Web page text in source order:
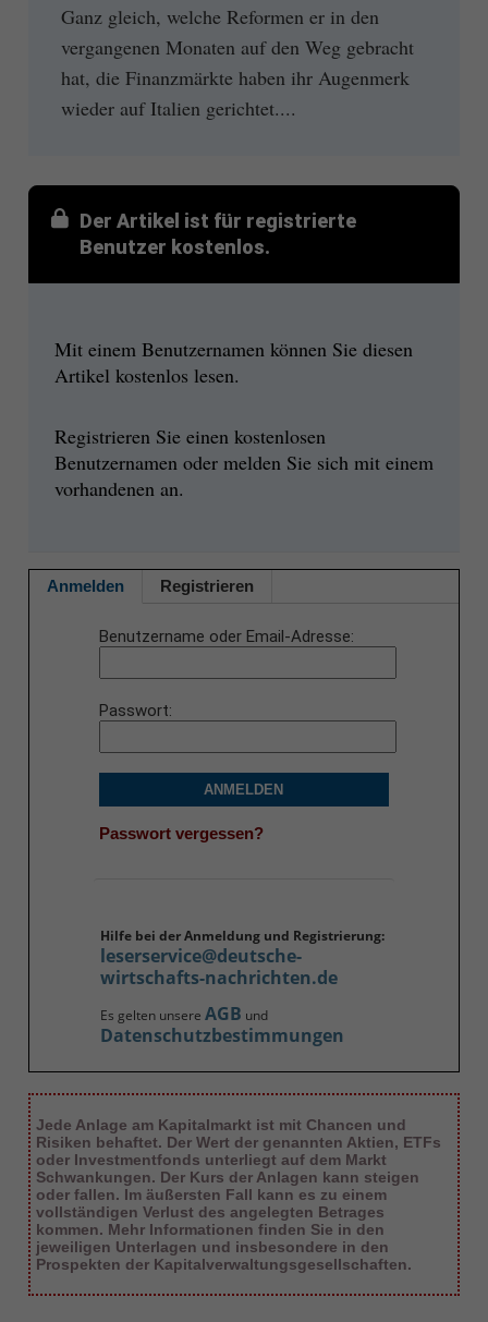
Ganz gleich, welche Reformen er in den
vergangenen Monaten auf den Weg gebracht
hat, die Finanzmärkte haben ihr Augenmerk
wieder auf Italien gerichtet....
Der Artikel ist für registrierte
Benutzer kostenlos.
Mit einem Benutzernamen können Sie diesen
Artikel kostenlos lesen.
Registrieren Sie einen kostenlosen
Benutzernamen oder melden Sie sich mit einem
vorhandenen an.
Anmelden Registrieren
Benutzername oder Email-Adresse
Passwort
ANMELDEN
Passwort vergessen?
Hilfe bei der Anmeldung und Registrierung:
leserservice@deutsche-
wirtschafts-nachrichten.de
Es gelten unsere AGB und
Datenschutzbestimmungen
Jede Anlage am Kapitalmarkt ist mit Chancen und
Risiken behaftet. Der Wert der genannten Aktien, ETFs
oder Investmentfonds unterliegt auf dem Markt
Schwankungen. Der Kurs der Anlagen kann steigen
oder fallen. Im äußersten Fall kann es zu einem
vollständigen Verlust des angelegten Betrages
kommen. Mehr Informationen finden Sie in den
jeweiligen Unterlagen und insbesondere in den
Prospekten der Kapitalverwaltungsgesellschaften.